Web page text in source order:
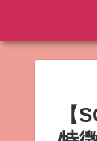
【